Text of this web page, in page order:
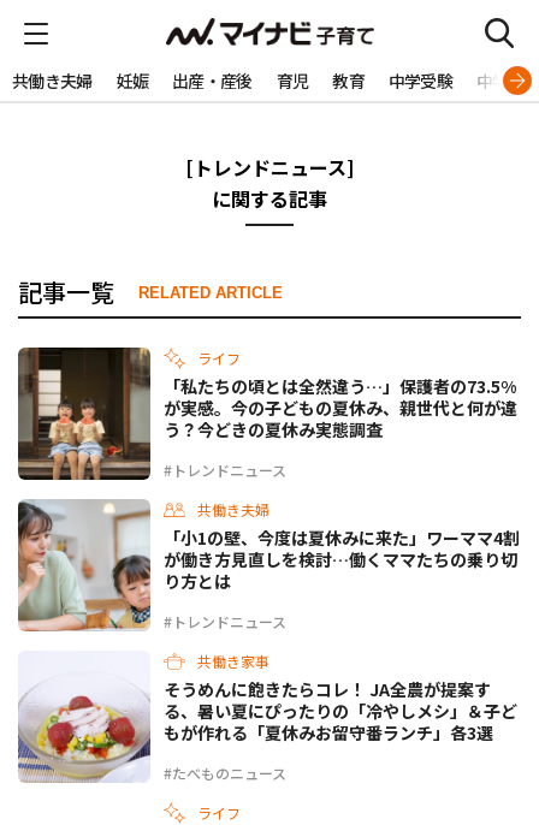
共働き夫婦 妊娠 出産・産後 育児 教育 中学受験 中学生
[トレンドニュース]
に関する記事
記事一覧 RELATED ARTICLE
ライフ
#トレンドニュース
「私たちの頃とは全然違う…」保護者の73.5%
が実感。今の子どもの夏休み、親世代と何が違
う？今どきの夏休み実態調査
共働き夫婦
#トレンドニュース
「小1の壁、今度は夏休みに来た」ワーママ4割
が働き方見直しを検討…働くママたちの乗り切
り方とは
共働き家事
#たべものニュース
そうめんに飽きたらコレ！ JA全農が提案す
る、暑い夏にぴったりの「冷やしメシ」＆子ど
もが作れる「夏休みお留守番ランチ」各3選
ライフ